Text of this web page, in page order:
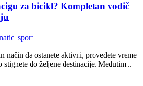
za bicikl? Kompletan vodič
način da ostanete aktivni, provedete vreme
do željene destinacije. Međutim...